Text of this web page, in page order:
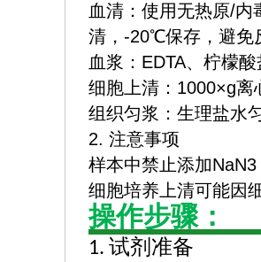
血清‌：使用无热原/
清，-20℃保存，避免
血浆‌：EDTA、柠檬
细胞上清‌：1000×g
组织匀浆‌：生理盐水
2. 注意事项
样本中禁止添加
细胞培养上清可能因
操作步骤：
1. 试剂准备